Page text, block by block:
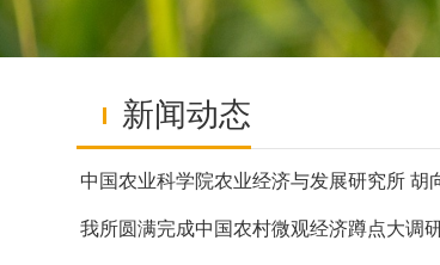
新闻动态
我所圆满完成中国农村微观经济蹲点大调